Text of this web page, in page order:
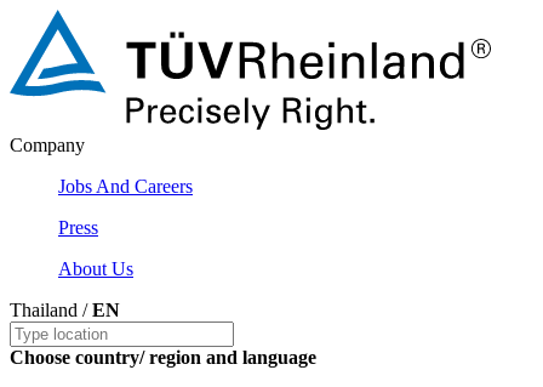
Company
Jobs And Careers
Press
About Us
Thailand /EN
Choose country/ region and language